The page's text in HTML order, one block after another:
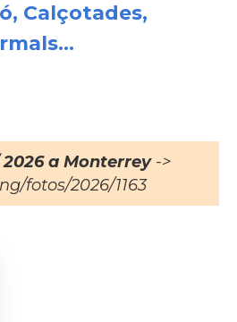
Calçotades,
a Monterrey->
fotos/2026/1163